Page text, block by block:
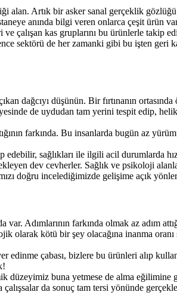
Artık bir asker sanal gerçeklik
anında bilgi veren onlarca çeşit ürün
çalışan kas gruplarını bu ürünlerle takip
sektörü de her zamanki gibi bu işten geri
dağcıyı düşünün. Bir fırtınanın
de uydudan tam yerini tespit edip,
farkında. Bu insanlarda bugün az
edebilir, sağlıkları ile ilgili acil durumlarda
dev cevherler. Sağlık ve psikoloji
doğru incelediğimizde gelişime açık
Adımlarının farkında olmak az adım
olarak kötü bir şey olacağına inanma
çabası, bizlere bu ürünleri alıp
düzeyimiz buna yetmese de alma eğilimine
çalışsalar da sonuç tam tersi yönünde